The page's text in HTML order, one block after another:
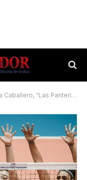
Panteritas” cayeron ante Egipto